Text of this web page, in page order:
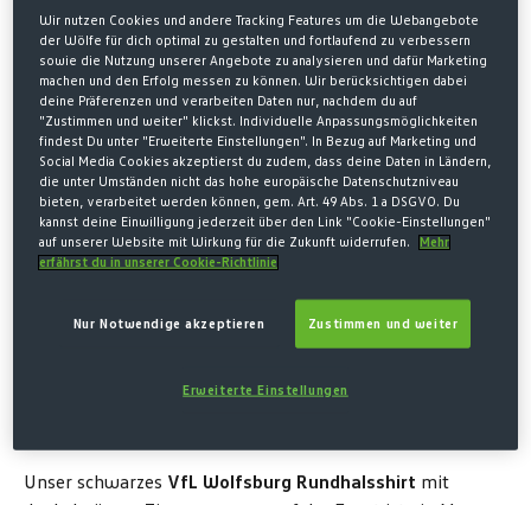
* Preise inkl. MwSt. zzgl. Versandkosten
Größe nicht mehr verfügbar
GRÖSSE AUSWÄHLEN
XS(Diese Option ist zurzeit nicht verfügbar.)
S M(Diese Option ist zurzeit
L(Diese Option ist
XL(Diese
2XL(Diese Option ist zurzeit nicht verfügbar.)
Unser schwarzes VfL Wolfsburg Rundhalsshirt mit
Wir nutzen Cookies und andere Tracking Features um die Webangebote
der Wölfe für dich optimal zu gestalten und fortlaufend zu verbessern
sowie die Nutzung unserer Angebote zu analysieren und dafür Marketing
machen und den Erfolg messen zu können. Wir berücksichtigen dabei
deine Präferenzen und verarbeiten Daten nur, nachdem du auf
"Zustimmen und weiter" klickst. Individuelle Anpassungsmöglichkeiten
findest Du unter "Erweiterte Einstellungen". In Bezug auf Marketing und
Social Media Cookies akzeptierst du zudem, dass deine Daten in Ländern,
die unter Umständen nicht das hohe europäische Datenschutzniveau
bieten, verarbeitet werden können, gem. Art. 49 Abs. 1 a DSGVO. Du
kannst deine Einwilligung jederzeit über den Link "Cookie-Einstellungen"
auf unserer Website mit Wirkung für die Zukunft widerrufen.
Mehr
erfährst du in unserer Cookie-Richtlinie
Nur Notwendige akzeptieren Zustimmen und weiter
Erweiterte Einstellungen